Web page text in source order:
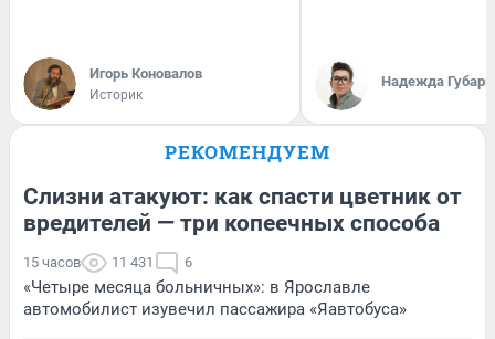
Игорь Коновалов
Историк
Надежда Губарь
РЕКОМЕНДУЕМ
Слизни атакуют: как спасти цветник от
вредителей — три копеечных способа
15 часов 11 431 6
«Четыре месяца больничных»: в Ярославле
автомобилист изувечил пассажира «Яавтобуса»